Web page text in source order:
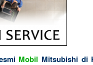
Mobil Mitsubishi di